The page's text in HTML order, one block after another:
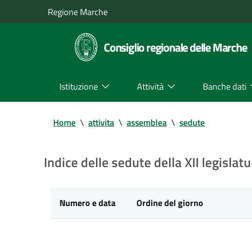
Regione Marche
Consiglio regionale delle Marche
Istituzione Attività Banche dati
Home \ attivita \ assemblea \ sedute
Indice delle sedute della XII
Numero e data Ordine del giorno